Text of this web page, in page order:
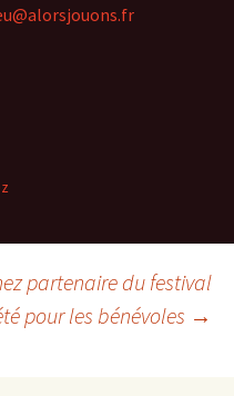
partenaire du festival
pour les bénévoles →